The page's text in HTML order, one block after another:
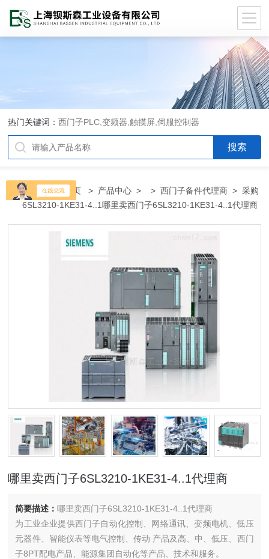
热门关键词：西门子PLC,变频器,触摸屏,伺服控制器
当前位置：首页 > 产品中心 > >西门子备件代理商 > 采购
6SL3210-1KE31-4..1哪里卖西门子6SL3210-1KE31-4..1代理商
哪里卖西门子6SL3210-1KE31-4..1代理商
简要描述：哪里卖西门子6SL3210-1KE31-4..1代理商
为工业企业提供西门子自动化控制、网络通讯、变频电机、低压
元器件、智能仪表等电气控制、传动 产品及高、中、低压、西门
子8PT配电产品、能源集团自动化等产品、技术和服务。